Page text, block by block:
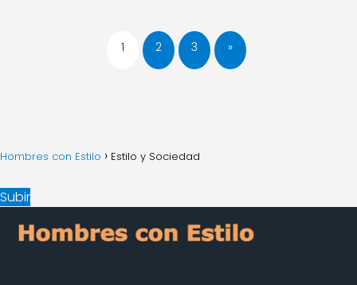
1 2 3 »
Hombres con Estilo Estilo y Sociedad
Subir